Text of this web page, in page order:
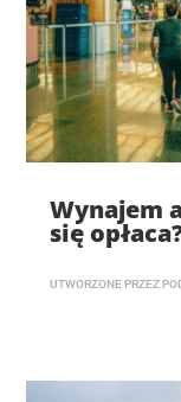
Wynajem
się
UTWORZONE PRZEZ